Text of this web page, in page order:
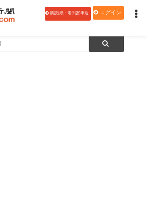
購読(紙・電子版)申込 ログイン